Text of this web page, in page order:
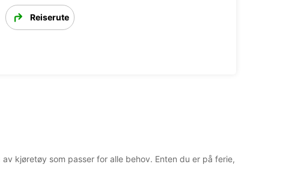
Reiserute
kjøretøy som passer for alle behov. Enten du er på ferie,